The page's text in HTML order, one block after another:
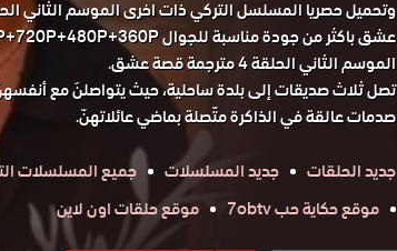
الموسم الثاني الحلقة 4 مترجمة قصة عشق.
تصل ثلاث صديقات إلى بلدة ساحلية، حيث يتواصلنَ مع
صدمات عالقة في الذاكرة متّصلة بماضي عائلاتهنّ.
جديد الحلقات
جديد المسلسلات جميع المسلسلات
موقع حكاية حب 7obtv
موقع حلقات اون لاين